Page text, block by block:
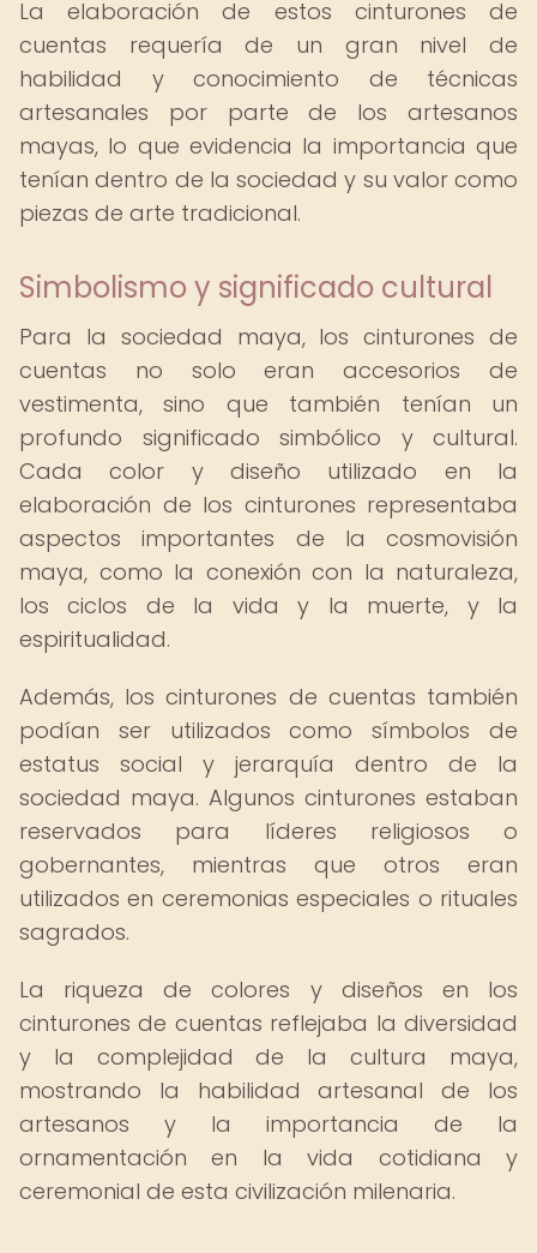
La elaboración de estos cinturones de
cuentas requería de un gran nivel de
habilidad y conocimiento de técnicas
artesanales por parte de los artesanos
mayas, lo que evidencia la importancia que
tenían dentro de la sociedad y su valor como
piezas de arte tradicional.
Simbolismo y significado cultural
Para la sociedad maya, los cinturones de
cuentas no solo eran accesorios de
vestimenta, sino que también tenían un
profundo significado simbólico y cultural.
Cada color y diseño utilizado en la
elaboración de los cinturones representaba
aspectos importantes de la cosmovisión
maya, como la conexión con la naturaleza,
los ciclos de la vida y la muerte, y la
espiritualidad.
Además, los cinturones de cuentas también
podían ser utilizados como símbolos de
estatus social y jerarquía dentro de la
sociedad maya. Algunos cinturones estaban
reservados para líderes religiosos o
gobernantes, mientras que otros eran
utilizados en ceremonias especiales o rituales
sagrados.
La riqueza de colores y diseños en los
cinturones de cuentas reflejaba la diversidad
y la complejidad de la cultura maya,
mostrando la habilidad artesanal de los
artesanos y la importancia de la
ornamentación en la vida cotidiana y
ceremonial de esta civilización milenaria.